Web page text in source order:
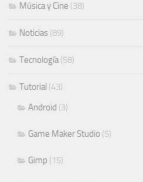
Música y Cine (38)
Noticias (89)
Tecnología(58)
Tutorial (43)
Android (3)
Game Maker Studio (5)
Gimp (15)